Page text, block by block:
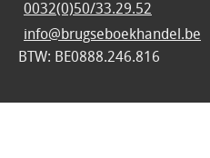
0032(0)50/33.29.52
info@brugseboekhandel.be
BTW: BE0888.246.816